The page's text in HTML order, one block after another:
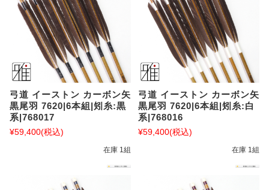
弓道 イーストン カーボン矢
黒尾羽 7620|6本組|矧糸:黒
系|768017
¥59,400(税込)
在庫 1組
弓道 イーストン カーボン矢
黒尾羽 7620|6本組|矧糸:白
系|768016
¥59,400(税込)
在庫 1組